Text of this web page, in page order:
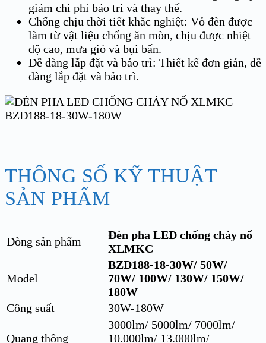
giảm chi phí bảo trì và thay thế.
Chống chịu thời tiết khắc nghiệt: Vỏ đèn được
làm từ vật liệu chống ăn mòn, chịu được nhiệt
độ cao, mưa gió và bụi bẩn.
Dễ dàng lắp đặt và bảo trì: Thiết kế đơn giản, dễ
dàng lắp đặt và bảo trì.
THÔNG SỐ KỸ THUẬT
SẢN PHẨM
Dòng sản phẩm
Đèn pha LED chống cháy nổ
XLMKC
Model
BZD188-18-30W/ 50W/
70W/ 100W/ 130W/ 150W/
180W
Công suất
30W-180W
Quang thông
3000lm/ 5000lm/ 7000lm/
10.000lm/ 13.000lm/